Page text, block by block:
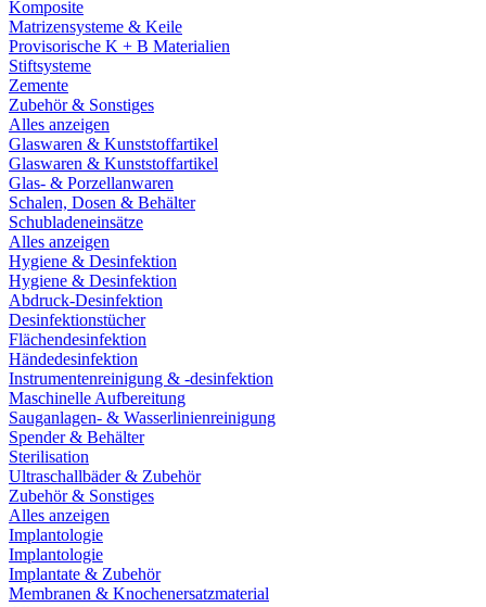
Komposite
Matrizensysteme & Keile
Provisorische K + B Materialien
Stiftsysteme
Zemente
Zubehör & Sonstiges
Alles anzeigen
Glaswaren & Kunststoffartikel
Glaswaren & Kunststoffartikel
Glas- & Porzellanwaren
Schalen, Dosen & Behälter
Schubladeneinsätze
Alles anzeigen
Hygiene & Desinfektion
Hygiene & Desinfektion
Abdruck-Desinfektion
Desinfektionstücher
Flächendesinfektion
Händedesinfektion
Instrumentenreinigung & -desinfektion
Maschinelle Aufbereitung
Sauganlagen- & Wasserlinienreinigung
Spender & Behälter
Sterilisation
Ultraschallbäder & Zubehör
Zubehör & Sonstiges
Alles anzeigen
Implantologie
Implantologie
Implantate & Zubehör
Membranen & Knochenersatzmaterial